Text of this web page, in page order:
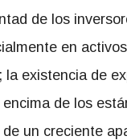
de los
en
la existencia de
de los
un creciente